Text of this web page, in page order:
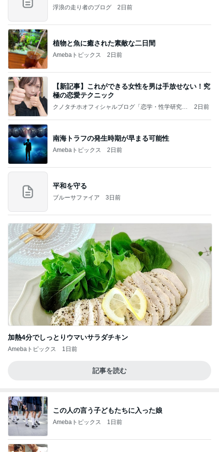
浮浪の走り者のブログ 2日前
植物と魚に癒された素敵な二日間
Amebaトピックス 2日前
【新記事】これができる女性を男は手放せない！究
極の恋愛テクニック
クノタチホオフィシャルブログ「恋学・性学研究
2日前
南海トラフの発生時期が早まる可能性
Amebaトピックス 2日前
平和を守る
ブルーサファイア 3日前
加熱4分でしっとりウマいサラダチキン
Amebaトピックス 1日前
記事を読む
この人の言う子どもたちに入った娘
Amebaトピックス 1日前